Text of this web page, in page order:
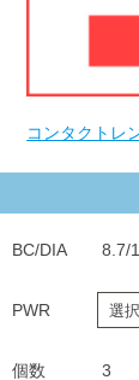
コンタクトレ
BC/DIA 8.7/
PWR
個数 3